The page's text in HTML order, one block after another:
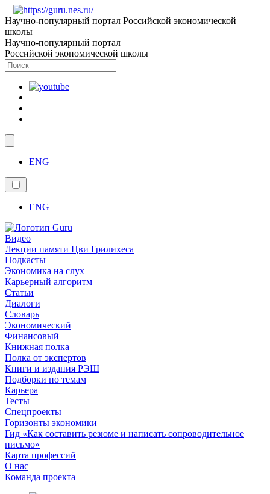
Научно-популярный портал Российской экономической
школы
Научно-популярный портал
Российской экономической школы
ENG
ENG
Видео
Лекции памяти Цви Грилихеса
Подкасты
Экономика на слух
Карьерный алгоритм
Статьи
Диалоги
Словарь
Экономический
Финансовый
Книжная полка
Полка от экспертов
Книги и издания РЭШ
Подборки по темам
Карьера
Тесты
Спецпроекты
Горизонты экономики
Гид «Как составить резюме и написать сопроводительное
письмо»
Карта профессий
О наc
Команда проекта